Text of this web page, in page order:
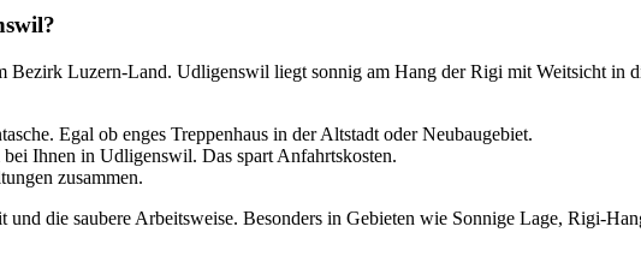
Luzern-Land. Udligenswil liegt sonnig am Hang der Rigi mit Weitsicht in
Egal ob enges Treppenhaus in der Altstadt oder Neubaugebiet.
Ihnen in Udligenswil. Das spart Anfahrtskosten.
zusammen.
die saubere Arbeitsweise. Besonders in Gebieten wie Sonnige Lage, Rigi-